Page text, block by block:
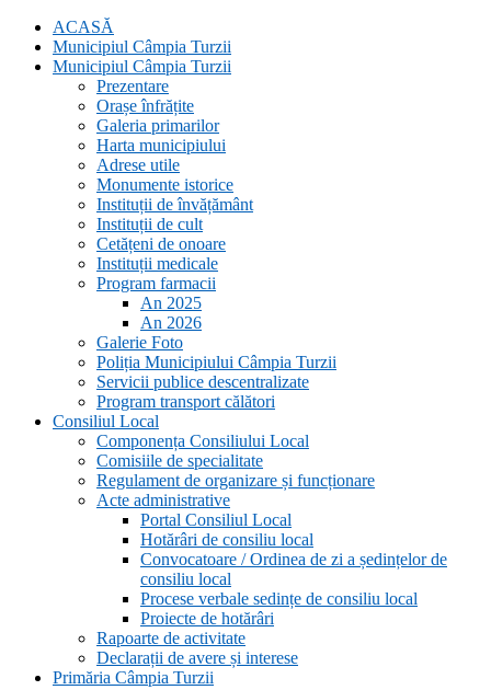
ACASĂ
Municipiul Câmpia Turzii
Municipiul Câmpia Turzii
Prezentare
Orașe înfrățite
Galeria primarilor
Harta municipiului
Adrese utile
Monumente istorice
Instituții de învățământ
Instituții de cult
Cetățeni de onoare
Instituții medicale
Program farmacii
An 2025
An 2026
Galerie Foto
Poliția Municipiului Câmpia Turzii
Servicii publice descentralizate
Program transport călători
Consiliul Local
Componența Consiliului Local
Comisiile de specialitate
Regulament de organizare și funcționare
Acte administrative
Portal Consiliul Local
Hotărâri de consiliu local
Convocatoare / Ordinea de zi a ședințelor de
consiliu local
Procese verbale sedințe de consiliu local
Proiecte de hotărâri
Rapoarte de activitate
Declarații de avere și interese
Primăria Câmpia Turzii